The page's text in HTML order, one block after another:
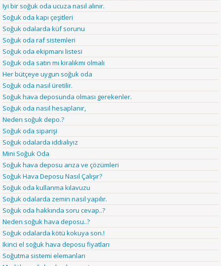
Iyi bir soğuk oda ucuza nasıl alınır.
Soğuk oda kapı çeşitleri
Soğuk odalarda küf sorunu
Soğuk oda raf sistemleri
Soğuk oda ekipmanı listesi
Soğuk oda satın mı kiralıkmı olmalı
Her bütçeye uygun soğuk oda
Soğuk oda nasıl üretilir.
Soğuk hava deposunda olması gerekenler.
Soğuk oda nasıl hesaplanır,
Neden soğuk depo.?
Soğuk oda siparişi
Soğuk odalarda iddialıyız
Mini Soğuk Oda
Soğuk hava deposu arıza ve çözümleri
Soğuk Hava Deposu Nasıl Çalışır?
Soğuk oda kullanma kılavuzu
Soğuk odalarda zemin nasıl yapılır.
Soğuk oda hakkında soru cevap..?
Neden soğuk hava deposu..?
Soğuk odalarda kötü kokuya son.!
Ikinci el soğuk hava deposu fiyatları
Soğutma sistemi elemanları